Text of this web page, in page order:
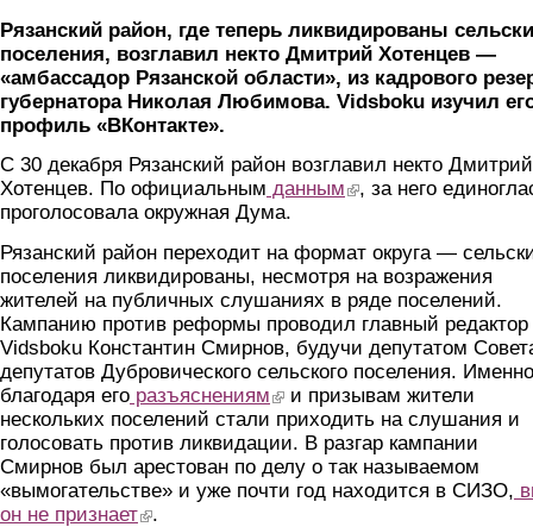
Рязанский район, где теперь ликвидированы
поселения, возглавил некто Дмитрий Хотенцев —
«амбассадор Рязанской области», из кадрового
губернатора Николая Любимова. Vidsboku изучил
профиль «ВКонтакте».
С 30 декабря Рязанский район возглавил некто Дмитрий
Хотенцев. По официальным данным (link is external)
, за него
проголосовала окружная Дума.
Рязанский район переходит на формат округа —
поселения ликвидированы, несмотря на возражения
жителей на публичных слушаниях в ряде поселений.
Кампанию против реформы проводил главный редактор
Vidsboku Константин Смирнов, будучи депутатом
депутатов Дубровического сельского поселения. Именно
благодаря его разъяснениям (link is external)
и призывам жители
нескольких поселений стали приходить на слушания и
голосовать против ликвидации. В разгар кампании
Смирнов был арестован по делу о так называемом
«вымогательстве» и уже почти год находится в СИЗО,
он не признает(link is external)
.